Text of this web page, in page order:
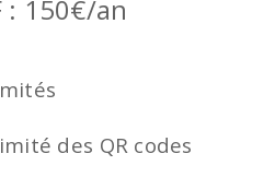
: 150€/an
des QR codes